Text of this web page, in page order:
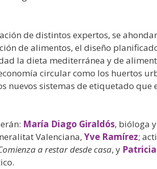
de distintos expertos, se
de alimentos, el diseño
la dieta mediterránea y de
circular como los huertos
sistemas de etiquetado que
María Diago Giraldós, bióloga
Valenciana, Yve Ramírez;
a restar desde casa, y Patricia